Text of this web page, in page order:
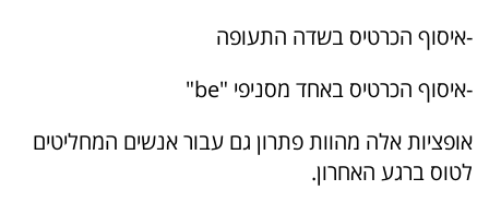
-איסוף הכרטיס בשדה התעופה
-איסוף הכרטיס באחד מסניפי "be"
אופציות אלה מהוות פתרון גם עבור אנשים המחליטים
לטוס ברגע האחרון.